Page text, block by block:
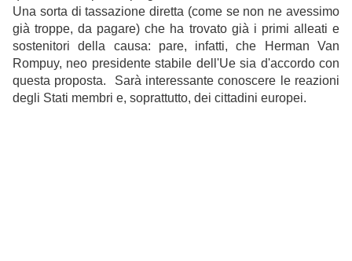
Una sorta di tassazione diretta (come se non ne avessimo
già troppe, da pagare) che ha trovato già i primi alleati e
sostenitori della causa: pare, infatti, che Herman Van
Rompuy, neo presidente stabile dell'Ue sia d'accordo con
questa proposta. Sarà interessante conoscere le reazioni
degli Stati membri e, soprattutto, dei cittadini europei.